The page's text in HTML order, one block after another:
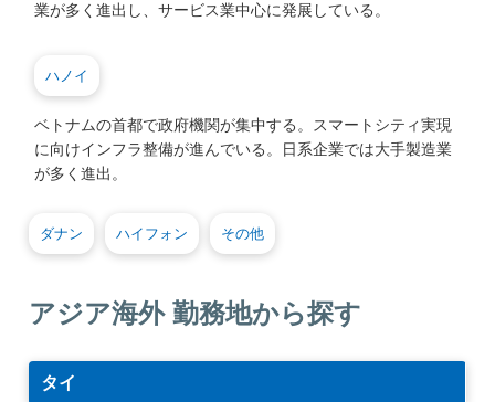
業が多く進出し、サービス業中心に発展している。
ハノイ
ベトナムの首都で政府機関が集中する。スマートシティ実現
に向けインフラ整備が進んでいる。日系企業では大手製造業
が多く進出。
ダナン ハイフォン その他
アジア海外 勤務地から探す
タイ